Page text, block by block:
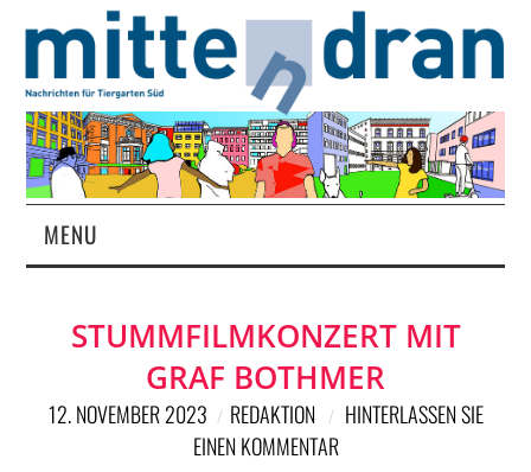
MENU
MAGAZIN
ÜBER UNS
STUMMFILMKONZERT MIT
GRAF BOTHMER
12. NOVEMBER 2023 REDAKTION
HINTERLASSEN SIE
EINEN KOMMENTAR